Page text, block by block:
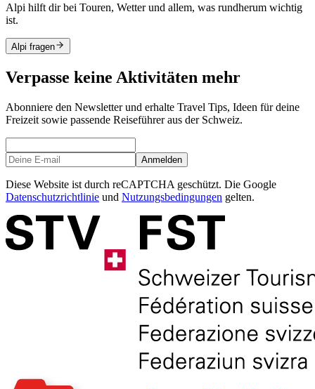
Alpi hilft dir bei Touren, Wetter und allem, was rundherum wichtig
ist.
Alpi fragen
Verpasse keine Aktivitäten mehr
Abonniere den Newsletter und erhalte Travel Tips, Ideen für deine
Freizeit sowie passende Reiseführer aus der Schweiz.
Anmelden
Diese Website ist durch reCAPTCHA geschützt. Die Google
Datenschutzrichtlinie und Nutzungsbedingungen gelten.